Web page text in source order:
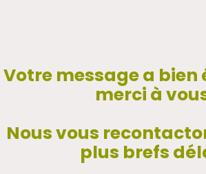
Votre message a bien
merci à
Nous vous
plus brefs